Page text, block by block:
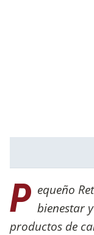
P equeño
bienestar
productos de